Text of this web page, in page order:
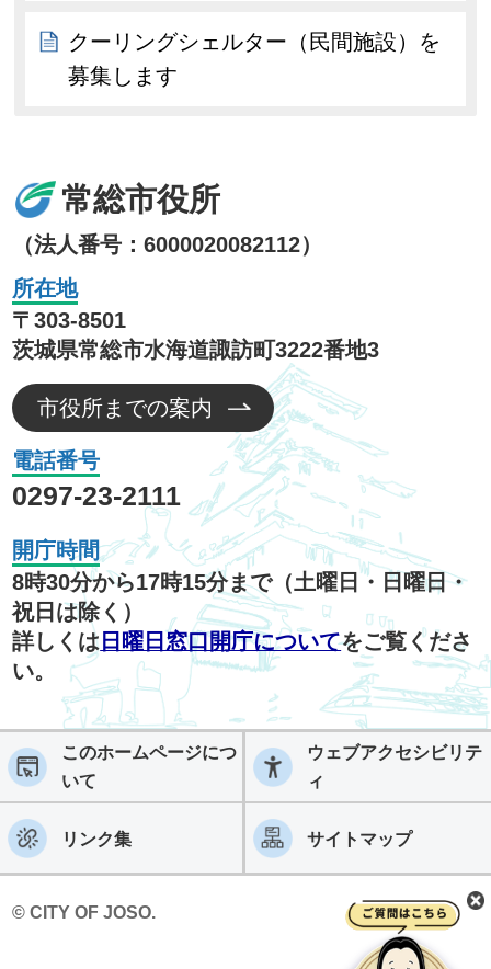
クーリングシェルター（民間施設）を
募集します
常総市役所
（法人番号：6000020082112）
所在地
〒303-8501
茨城県常総市水海道諏訪町3222番地3
市役所までの案内
電話番号
0297-23-2111
開庁時間
8時30分から17時15分まで（土曜日・日曜日・
祝日は除く）
詳しくは 日曜日窓口開庁についてをご覧くださ
い。
このホームページにつ
いて
ウェブアクセシビリテ
ィ
リンク集 サイトマップ
© CITY OF JOSO.